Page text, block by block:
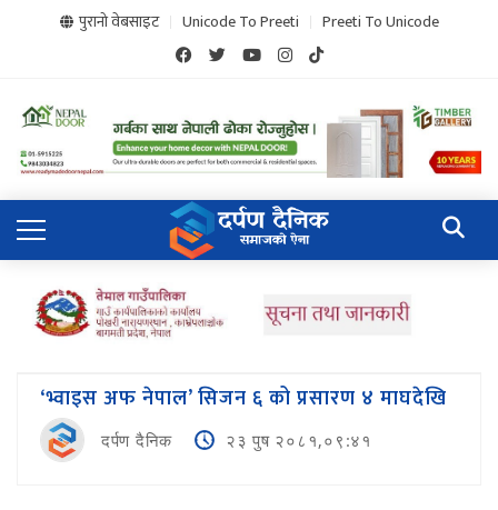
पुरानो वेबसाइट Unicode To Preeti Preeti To Unicode
‘भ्वाइस अफ नेपाल’ सिजन ६ को प्रसारण ४ माघदेखि
दर्पण दैनिक २३ पुष २०८१,०९:४१